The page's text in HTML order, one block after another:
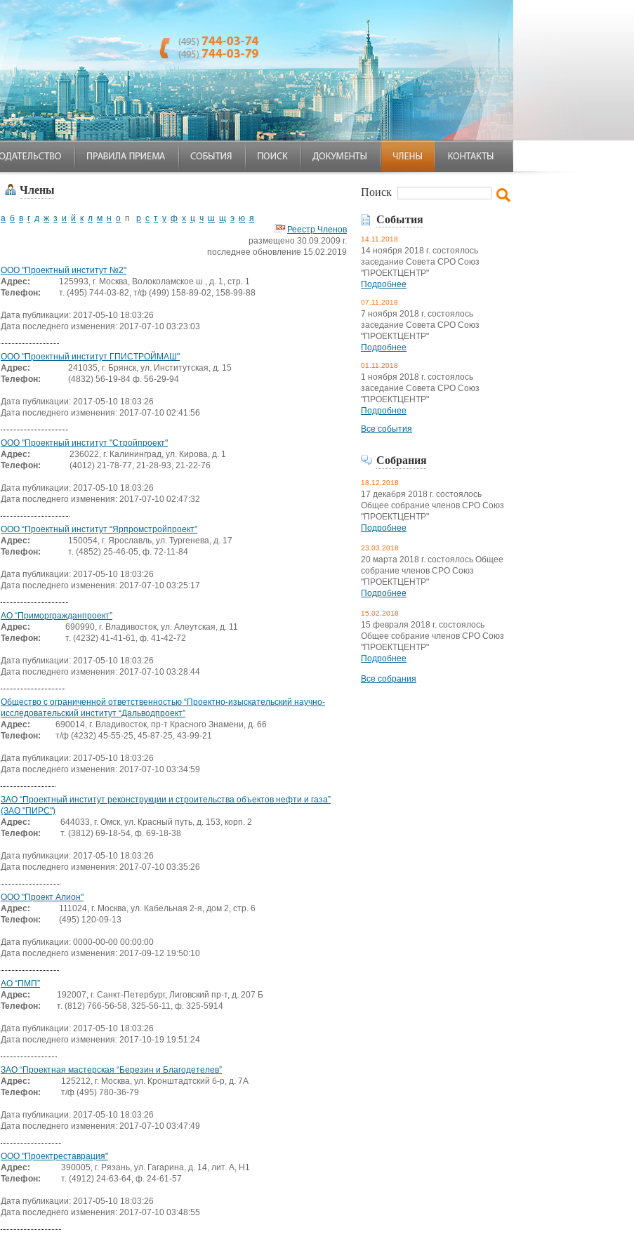
Члены
а б в г д ж з и й к л м н о п р с т у ф х ц ч ш щ э ю я
Реестр Членов
размещено 30.09.2009 г.
последнее обновление 15.02.2019
ООО "Проектный институт №2"
Адрес:
125993, г. Москва, Волоколамское ш., д. 1, стр. 1
Телефон:
т. (495) 744-03-82, т/ф (499) 158-89-02, 158-99-88
Дата публикации: 2017-05-10 18:03:26
Дата последнего изменения: 2017-07-10 03:23:03
ОOО "Проектный институт ГПИСТРОЙМАШ"
Адрес:
241035, г. Брянск, ул. Институтская, д. 15
Телефон:
(4832) 56-19-84 ф. 56-29-94
Дата публикации: 2017-05-10 18:03:26
Дата последнего изменения: 2017-07-10 02:41:56
ООО "Проектный институт "Стройпроект"
Адрес:
236022, г. Калининград, ул. Кирова, д. 1
Телефон:
(4012) 21-78-77, 21-28-93, 21-22-76
Дата публикации: 2017-05-10 18:03:26
Дата последнего изменения: 2017-07-10 02:47:32
ООО “Проектный институт “Ярпромстройпроект”
Адрес:
150054, г. Ярославль, ул. Тургенева, д. 17
Телефон:
т. (4852) 25-46-05, ф. 72-11-84
Дата публикации: 2017-05-10 18:03:26
Дата последнего изменения: 2017-07-10 03:25:17
АО “Приморгражданпроект”
Адрес:
690990, г. Владивосток, ул. Алеутская, д. 11
Телефон:
т. (4232) 41-41-61, ф. 41-42-72
Дата публикации: 2017-05-10 18:03:26
Дата последнего изменения: 2017-07-10 03:28:44
Общество с ограниченной ответственностью “Проектно-изыскательский научно-
исследовательский институт “Дальводпроект”
Адрес:
690014, г. Владивосток, пр-т Красного Знамени, д. 66
Телефон:
т/ф (4232) 45-55-25, 45-87-25, 43-99-21
Дата публикации: 2017-05-10 18:03:26
Дата последнего изменения: 2017-07-10 03:34:59
ЗАО “Проектный институт реконструкции и строительства объектов нефти и газа”
(ЗАО "ПИРС")
Адрес:
644033, г. Омск, ул. Красный путь, д. 153, корп. 2
Телефон:
т. (3812) 69-18-54, ф. 69-18-38
Дата публикации: 2017-05-10 18:03:26
Дата последнего изменения: 2017-07-10 03:35:26
ООО "Проект Алион"
Адрес:
111024, г. Москва, ул. Кабельная 2-я, дом 2, стр. 6
Телефон:
(495) 120-09-13
Дата публикации: 0000-00-00 00:00:00
Дата последнего изменения: 2017-09-12 19:50:10
АО “ПМП”
Адрес:
192007, г. Санкт-Петербург, Лиговский пр-т, д. 207 Б
Телефон:
т. (812) 766-56-58, 325-56-11, ф. 325-5914
Дата публикации: 2017-05-10 18:03:26
Дата последнего изменения: 2017-10-19 19:51:24
ЗАО “Проектная мастерская “Березин и Благодетелев”
Адрес:
125212, г. Москва, ул. Кронштадтский б-р, д. 7А
Телефон:
т/ф (495) 780-36-79
Дата публикации: 2017-05-10 18:03:26
Дата последнего изменения: 2017-07-10 03:47:49
ООО "Проектреставрация"
Адрес:
390005, г. Рязань, ул. Гагарина, д. 14, лит. А, Н1
Телефон:
т. (4912) 24-63-64, ф. 24-61-57
Дата публикации: 2017-05-10 18:03:26
Дата последнего изменения: 2017-07-10 03:48:55
Поиск
События
14.11.2018
14 ноября 2018 г. состоялось
заседание Совета СРО Союз
"ПРОЕКТЦЕНТР"
Подробнее
07.11.2018
7 ноября 2018 г. состоялось
заседание Совета СРО Союз
"ПРОЕКТЦЕНТР"
Подробнее
01.11.2018
1 ноября 2018 г. состоялось
заседание Совета СРО Союз
"ПРОЕКТЦЕНТР"
Подробнее
Все события
Собрания
18.12.2018
17 декабря 2018 г. состоялось
Общее собрание членов СРО Союз
"ПРОЕКТЦЕНТР"
Подробнее
23.03.2018
20 марта 2018 г. состоялось Общее
собрание членов СРО Союз
"ПРОЕКТЦЕНТР"
Подробнее
15.02.2018
15 февраля 2018 г. состоялось
Общее собрание членов СРО Союз
"ПРОЕКТЦЕНТР"
Подробнее
Все собрания